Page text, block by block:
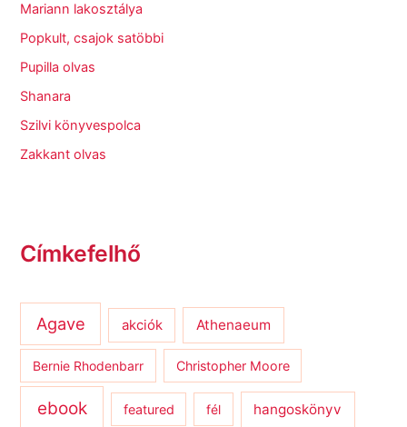
Mariann lakosztálya
Popkult, csajok satöbbi
Pupilla olvas
Shanara
Szilvi könyvespolca
Zakkant olvas
Címkefelhő
Agave akciók Athenaeum
Bernie Rhodenbarr Christopher Moore
ebook featured fél hangoskönyv